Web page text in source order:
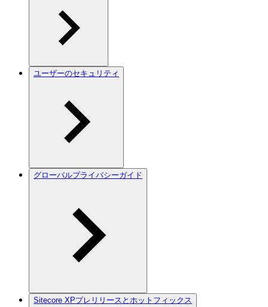
ユーザーのセキュリティ
グローバルプライバシーガイド
Sitecore XPプレリリースとホットフィックス